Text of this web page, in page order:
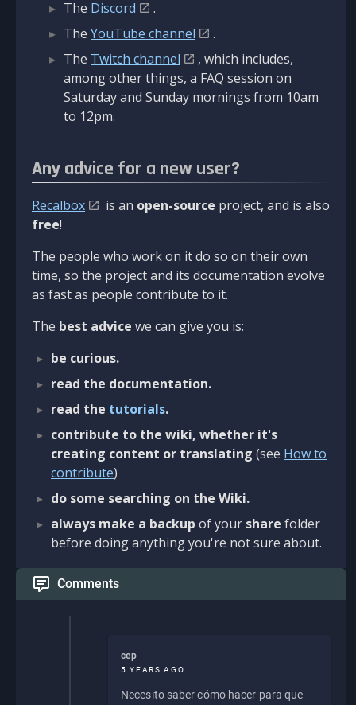
The Discord
.
The YouTube channel
.
The Twitch channel
, which includes,
among other things, a FAQ session on
Saturday and Sunday mornings from 10am
to 12pm.
Any advice for a new user?
Recalbox is an open-source project, and is also
free!
The people who work on it do so on their own
time, so the project and its documentation evolve
as fast as people contribute to it.
The best advice we can give you is:
be curious.
read the documentation.
read the tutorials.
contribute to the wiki, whether it's
creating content or translating (see How to
contribute)
do some searching on the Wiki.
always make a backup of your share folder
before doing anything you're not sure about.
Comments
cep
5 YEARS AGO
Necesito saber cómo hacer para que